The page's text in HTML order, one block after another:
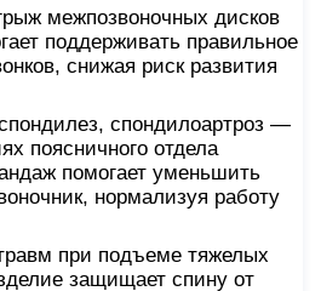
межпозвоночных дисков
поддерживать правильное
снижая риск развития
спондилоартроз —
поясничного отдела
помогает уменьшить
нормализуя работу
при подъеме тяжелых
защищает спину от